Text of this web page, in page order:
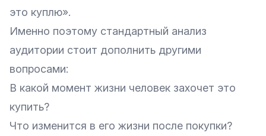
это куплю».
Именно поэтому стандартный анализ
аудитории стоит дополнить другими
вопросами:
В какой момент жизни человек захочет это
купить?
Что изменится в его жизни после покупки?